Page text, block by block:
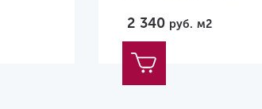
2 340 руб. м2